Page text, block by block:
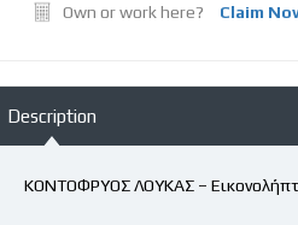
Own or work here? Claim
Description
ΚΟΝΤΟΦΡΥΟΣ ΛΟΥΚΑΣ –